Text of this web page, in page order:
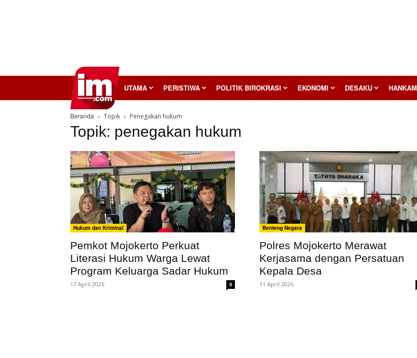
InilahMojokerto UTAMA PERISTIWA POLITIK BIROKRASI EKONOMI DESAKU HANKAM
Beranda Topik Penegakan hukum
Topik: penegakan hukum
Hukum dan Kriminal
Pemkot Mojokerto Perkuat
Literasi Hukum Warga Lewat
Program Keluarga Sadar Hukum
17 April 2026 0
Benteng Negara
Polres Mojokerto Merawat
Kerjasama dengan Persatuan
Kepala Desa
11 April 2026